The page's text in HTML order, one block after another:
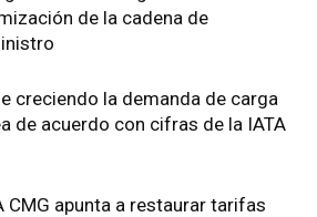
de la cadena de
creciendo la demanda de carga
de acuerdo con cifras de la IATA
CMG apunta a restaurar tarifas